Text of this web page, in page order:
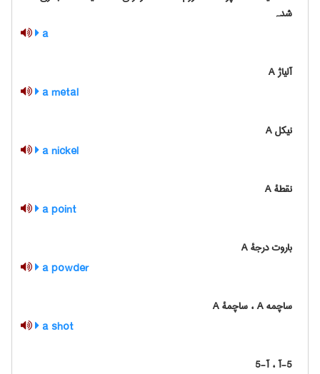
شدہ
a
آلیاژ A
a metal
نیکل A
a nickel
نقطۀ A
a point
باروت درجۀ A
a powder
ساچمه A ، ساچمۀ A
a shot
5-آ ، آ-5